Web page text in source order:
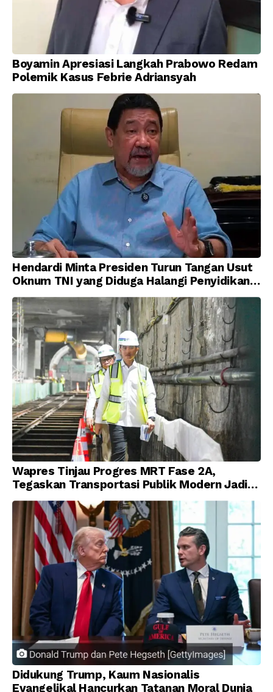
Boyamin Apresiasi Langkah Prabowo Redam
Polemik Kasus Febrie Adriansyah
Hendardi Minta Presiden Turun Tangan Usut
Oknum TNI yang Diduga Halangi Penyidikan
Korupsi
Wapres Tinjau Progres MRT Fase 2A,
Tegaskan Transportasi Publik Modern Jadi
Prioritas Nasional
Didukung Trump, Kaum Nasionalis
Evangelikal Hancurkan Tatanan Moral Dunia